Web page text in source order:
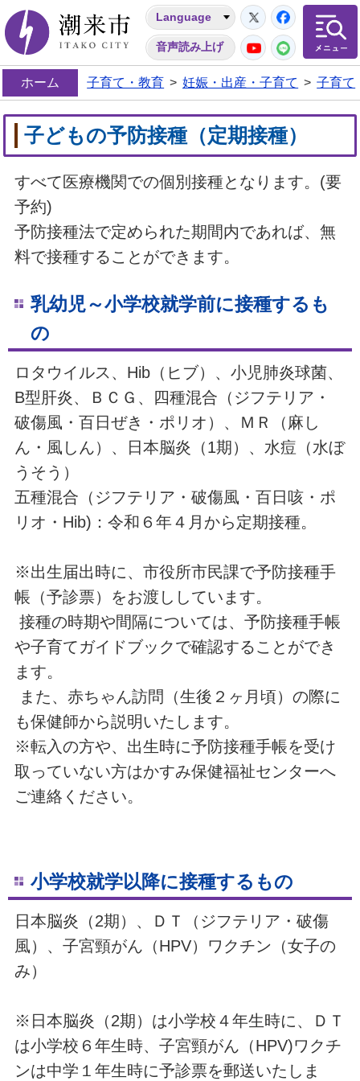
潮来市
Language
音声読み上げ
Twitter
YouTube
LINE
ホーム 子育て・教育 > 妊娠・出産・子育て > 子育て
子どもの予防接種（定期接種）
すべて医療機関での個別接種となります。(要
予約)
予防接種法で定められた期間内であれば、無
料で接種することができます。
乳幼児～小学校就学前に接種するも
の
ロタウイルス、Hib（ヒブ）、小児肺炎球菌、
B型肝炎、ＢＣＧ、四種混合（ジフテリア・
破傷風・百日ぜき・ポリオ）、ＭＲ（麻し
ん・風しん）、日本脳炎（1期）、水痘（水ぼ
うそう）
五種混合（ジフテリア・破傷風・百日咳・ポ
リオ・Hib)：令和６年４月から定期接種。
※出生届出時に、市役所市民課で予防接種手
帳（予診票）をお渡ししています。
接種の時期や間隔については、予防接種手帳
や子育てガイドブックで確認することができ
ます。
また、赤ちゃん訪問（生後２ヶ月頃）の際に
も保健師から説明いたします。
※転入の方や、出生時に予防接種手帳を受け
取っていない方はかすみ保健福祉センターへ
ご連絡ください。
小学校就学以降に接種するもの
日本脳炎（2期）、ＤＴ（ジフテリア・破傷
風）、子宮頸がん（HPV）ワクチン（女子の
み）
※日本脳炎（2期）は小学校４年生時に、ＤＴ
は小学校６年生時、子宮頸がん（HPV)ワクチ
ンは中学１年生時に予診票を郵送いたしま